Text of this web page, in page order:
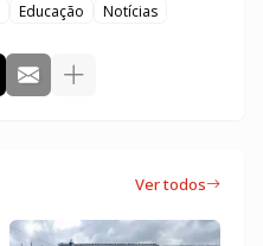
Educação Notícias
Ver todos